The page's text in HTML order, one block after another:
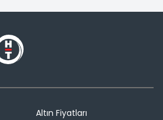
Altın Fiyatları